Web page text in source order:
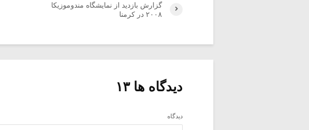
گزارش بازدید از نمایشگاه مندوموزیکا
۲۰۰۸ در کرمنا
دیدگاه ها ۱۳
دیدگاه